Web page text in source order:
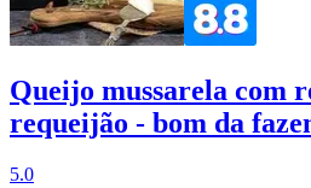
Queijo mussarela com
requeijão - bom da
5.0